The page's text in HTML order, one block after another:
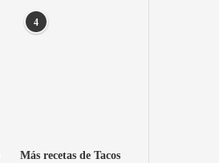
4
Más recetas de Tacos